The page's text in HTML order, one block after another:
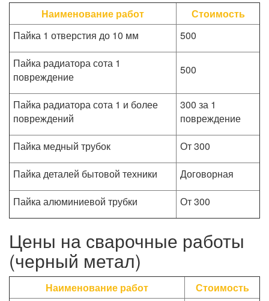
Наименование работ
Стоимость
Пайка 1 отверстия до 10 мм
500
Пайка радиатора сота 1
повреждение
500
Пайка радиатора сота 1 и более
повреждений
300 за 1
повреждение
Пайка медный трубок
От 300
Пайка деталей бытовой техники
Договорная
Пайка алюминиевой трубки
От 300
Цены на сварочные работы
(черный метал)
Наименование работ
Стоимость